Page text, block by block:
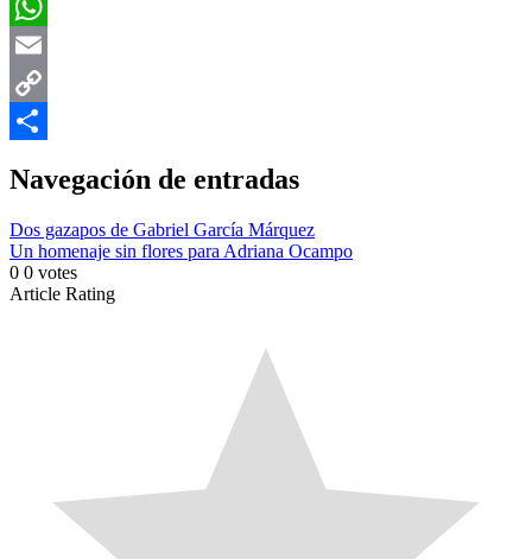
Facebook
WhatsApp
Email
Copy
Navegación de entradas
Dos gazapos de Gabriel García Márquez
Un homenaje sin flores para Adriana Ocampo
0 0 votes
Article Rating